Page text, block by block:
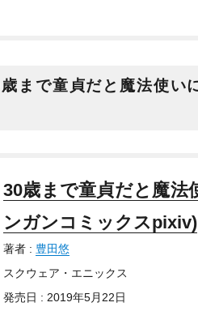
まで童貞だと魔法使い
30歳まで童貞だと魔法
ンガンコミックスpixiv)
著者 : 豊田悠
スクウェア・エニックス
発売日 : 2019年5月22日